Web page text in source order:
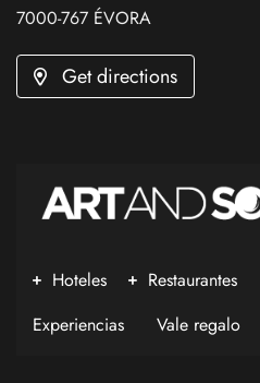
7000-767 ÉVORA
Get directions
Hoteles
Restaurantes
Experiencias
Vale regalo